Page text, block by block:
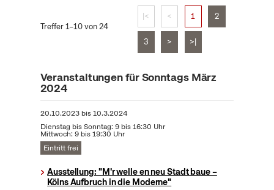
Treffer 1–10 von 24
|< < 1 2
3 > >|
Veranstaltungen für Sonntags März
2024
20.10.2023bis10.3.2024
Dienstag bis Sonntag: 9 bis 16:30 Uhr
Mittwoch: 9 bis 19:30 Uhr
Eintritt frei
Ausstellung: "M'r welle en neu Stadt baue –
Kölns Aufbruch in die Moderne"